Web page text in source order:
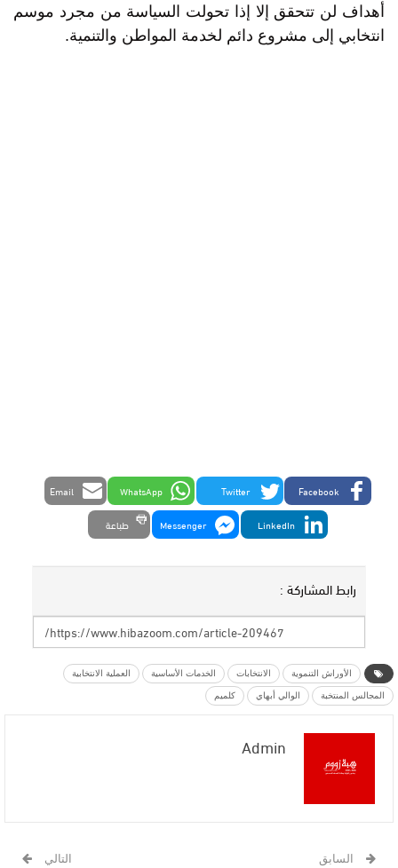
أهداف لن تتحقق إلا إذا تحولت السياسة من مجرد موسم
انتخابي إلى مشروع دائم لخدمة المواطن والتنمية.
Facebook
Twitter
WhatsApp
Email
LinkedIn
Messenger طباعة
رابط المشاركة :
الأوراش التنموية الانتخابات الخدمات الأساسية العملية الانتخابية
المجالس المنتخبة الوالي أبهاي كلميم
Admin
السابق التالي